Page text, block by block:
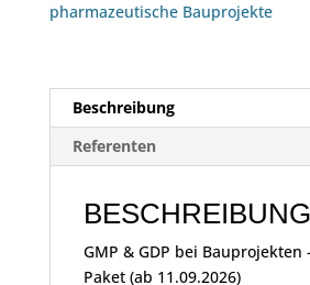
pharmazeutische Bauprojekte
Beschreibung
Referenten
BESCHREIBUNG
GMP & GDP bei Bauprojekten
Paket (ab 11.09.2026)